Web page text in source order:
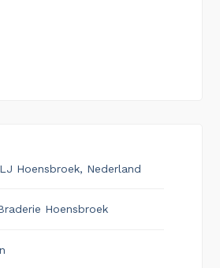
Hoensbroek, Nederland
Hoensbroek